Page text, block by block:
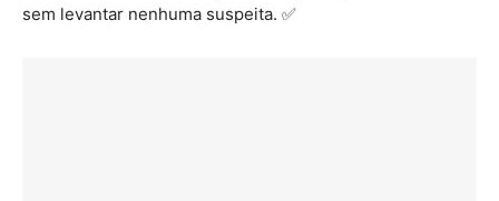
sem levantar nenhuma suspeita. ✅